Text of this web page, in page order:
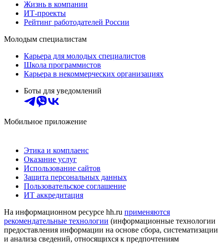
Жизнь в компании
ИТ-проекты
Рейтинг работодателей России
Молодым специалистам
Карьера для молодых специалистов
Школа программистов
Карьера в некоммерческих организациях
Боты для уведомлений
Мобильное приложение
Этика и комплаенс
Оказание услуг
Использование сайтов
Защита персональных данных
Пользовательское соглашение
ИТ аккредитация
На информационном ресурсе hh.ru применяются
рекомендательные технологии (информационные технологии
предоставления информации на основе сбора, систематизации
и анализа сведений, относящихся к предпочтениям